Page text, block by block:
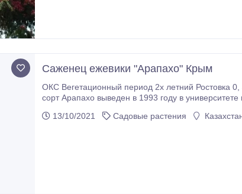
Саженец ежевики "Арапахо" Крым
ОКС Вегетационный период 2х летний Ростовка 0, 4м Одна из самых ранних по сроку созревания бесшипых ежевик -
сорт Арапахо выведен в 1993 году в университете штата Арканзас, США. Побеги мощные,
13/10/2021
Садовые растения